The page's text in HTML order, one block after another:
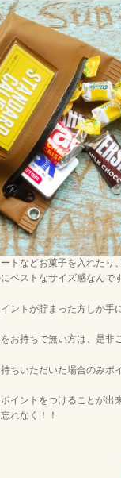
トなどお菓子を入れたり
ベストなサイズ感なんです
ントが貯まった方しか手
お持ちで無い方は、是非
ちいただいた場合のみポ
イントをつけることが出
れなく！！